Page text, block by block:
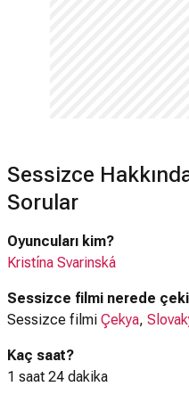
Sessizce
Sorular
Oyuncuları kim?
Kristína Svarinská
Sessizce filmi nerede
Sessizce filmi Çekya,
Kaç saat?
1 saat 24 dakika